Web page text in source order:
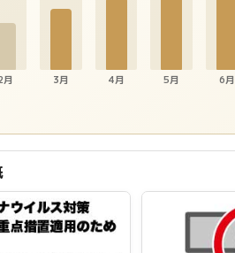
月 3月 4月 5月 6月